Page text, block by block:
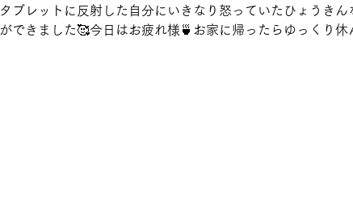
タブレットに反射した自分にいきなり怒っていたひょうき
ができました🥰今日はお疲れ様🍵お家に帰ったらゆっくり休